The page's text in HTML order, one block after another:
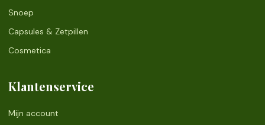
Snoep
Capsules & Zetpillen
Cosmetica
Klantenservice
Mijn account